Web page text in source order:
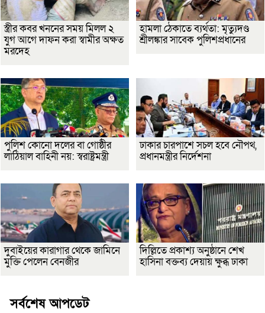
স্ত্রীর কবর খননের সময় মিলল ২
যুগ আগে দাফন করা স্বামীর অক্ষত
মরদেহ
হামলা ঠেকাতে ব্যর্থতা: মৃত্যুদণ্ড
শ্রীলঙ্কার সাবেক পুলিশপ্রধানের
পুলিশ কোনো দলের বা গোষ্ঠীর
লাঠিয়াল বাহিনী নয়: স্বরাষ্ট্রমন্ত্রী
ঢাকার চারপাশে সচল হবে নৌপথ,
প্রধানমন্ত্রীর নির্দেশনা
দুবাইয়ের কারাগার থেকে জামিনে
মুক্তি পেলেন বেনজীর
দিল্লিতে প্রকাশ্য অনুষ্ঠানে শেখ
হাসিনা বক্তব্য দেয়ায় ক্ষুব্ধ ঢাকা
সর্বশেষ আপডেট